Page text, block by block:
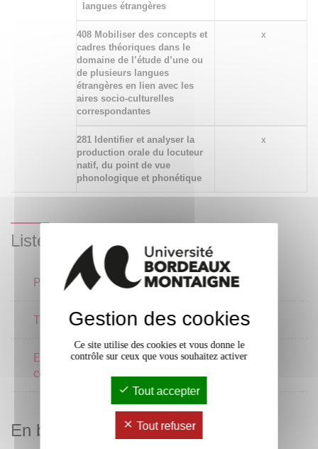
langues étrangères
408 Mobiliser des concepts et
cadres théoriques dans le
domaine de l’étude d’une ou
de plusieurs langues
étrangères en lien avec les
aires socio-culturelles
correspondantes
x
281 Identifier et analyser la
production orale du locuteur
natif, du point de vue
phonologique et phonétique
x
Liste des enseignements
Pratique de l'oral 1 crédits
Traduction 1 crédits
Expression écrite et
correspondance
En bref
Gestion des cookies
Ce site utilise des cookies et vous donne le
contrôle sur ceux que vous souhaitez activer
Tout accepter
Tout refuser